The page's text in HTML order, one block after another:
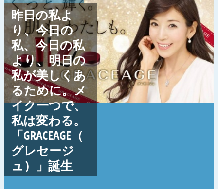
昨日の私よ
り、今日の
私、今日の私
より、明日の
私が美しくあ
るために。メ
イク一つで、
私は変わる。
「GRACEAGE（
グレセージ
ュ）」誕生